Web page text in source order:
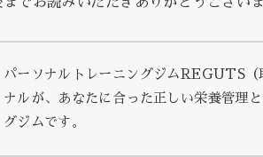
パーソナルトレーニングジムREGUTS（
ナルが、あなたに合った正しい栄養管理
グジムです。